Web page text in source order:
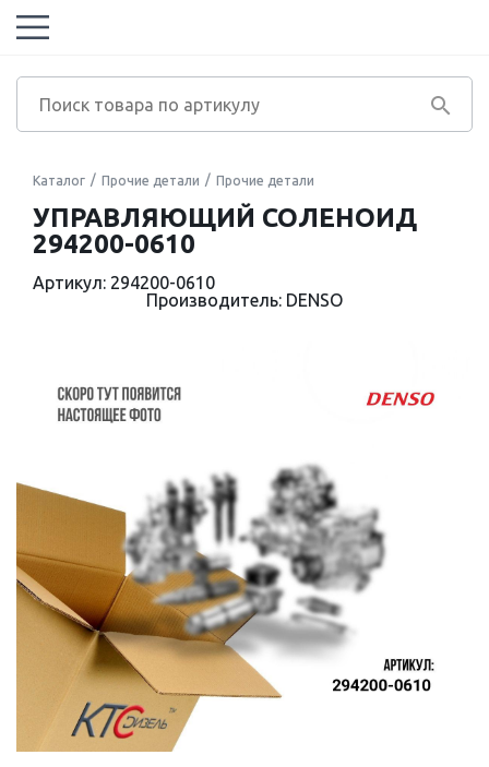
Каталог Прочие детали Прочие детали
УПРАВЛЯЮЩИЙ СОЛЕНОИД
294200-0610
Артикул: 294200-0610
Производитель: DENSO